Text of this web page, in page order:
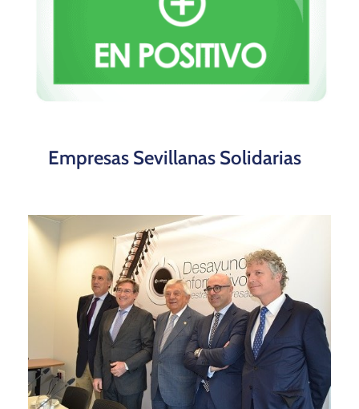
Empresas Sevillanas Solidarias